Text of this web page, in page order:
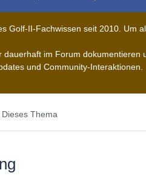
Golf-II-Fachwissen seit 2010. Um
im Forum
und Community-Interaktionen.
Dieses Thema